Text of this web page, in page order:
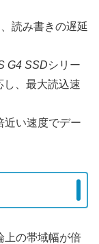
読み書きの遅延
G4 SSDシリー
し、最大読込速
近い速度でデー
上の帯域幅が倍